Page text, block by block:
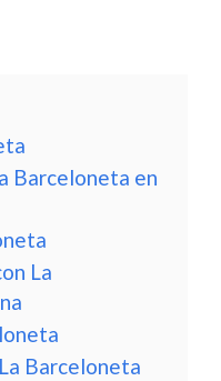
Barceloneta en
La
Barceloneta